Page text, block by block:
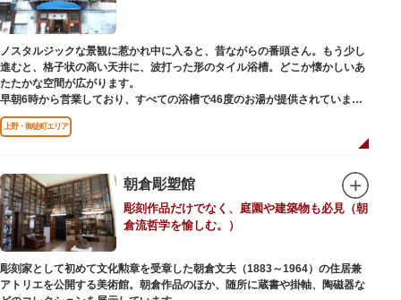
ノスタルジックな景観に惹かれ中に入ると、昔ながらの番頭さん。もう少し
進むと、格子状の高い天井に、波打った形のタイル浴槽。どこか懐かしいあ
たたかな空間が広がります。
早朝6時から営業しており、すべての浴槽で46度のお湯が提供されていま
す。常連の方々を魅了するのは早朝のこの少し熱めの温度のお湯と昔ながら
の懐かしさでしょうか。
店頭の屋根瓦や格子型天井等も昭和から引き継がれてきている歴史あるもの
りとご覧ください。
上野・御徒町エリア
朝倉彫塑館
彫刻作品だけでなく、庭園や建築物も必見（朝
倉流哲学を愉しむ。）
彫刻家として初めて文化勲章を受章した朝倉文夫（1883～1964）の住居兼
アトリエを公開する美術館。朝倉作品のほか、随所に蔵書や掛軸、陶磁器な